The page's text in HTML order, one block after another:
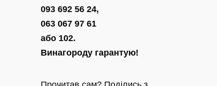
093 692 56 24,
063 067 97 61
або 102.
Винагороду гарантую!